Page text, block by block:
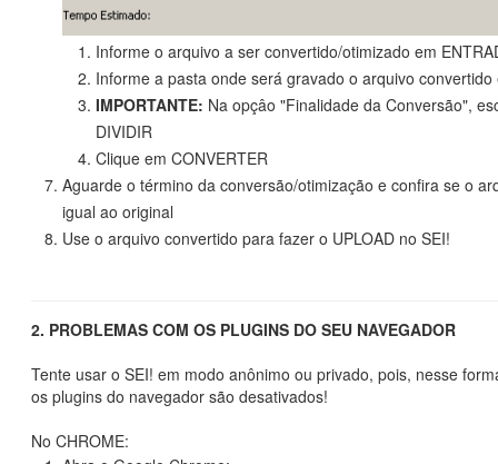
Informe o arquivo a ser convertido/otimizado em
Informe a pasta onde será gravado o arquivo convertido
IMPORTANTE: Na opçâo "Finalidade da Conversão",
DIVIDIR
Clique em CONVERTER
Aguarde o término da conversão/otimização e confira se o
igual ao original
Use o arquivo convertido para fazer o UPLOAD no SEI!
2. PROBLEMAS COM OS PLUGINS DO SEU NAVEGADOR
Tente usar o SEI! em modo anônimo ou privado, pois, nesse
os plugins do navegador são desativados!
No CHROME: